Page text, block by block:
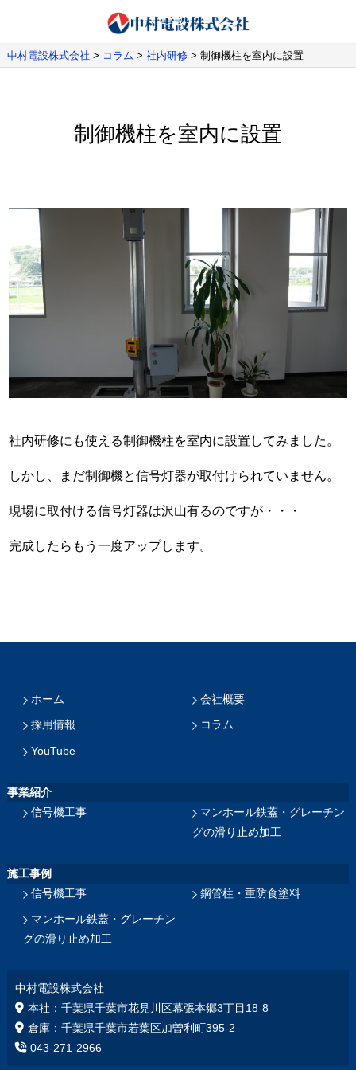
中村電設株式会社 > コラム > 社内研修> 制御機柱を室内に設置
制御機柱を室内に設置
社内研修にも使える制御機柱を室内に設置してみました。
しかし、まだ制御機と信号灯器が取付けられていません。
現場に取付ける信号灯器は沢山有るのですが・・・
完成したらもう一度アップします。
ホーム 会社概要
採用情報 コラム
YouTube
事業紹介
信号機工事
マンホール鉄蓋・グレーチン
グの滑り止め加工
施工事例
信号機工事
鋼管柱・重防食塗料
マンホール鉄蓋・グレーチン
グの滑り止め加工
中村電設株式会社
本社：千葉県千葉市花見川区幕張本郷3丁目18‐8
倉庫：千葉県千葉市若葉区加曽利町395-2
043-271-2966